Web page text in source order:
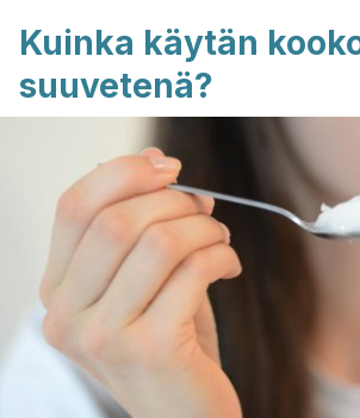
Kuinka käytän
suuvetenä?